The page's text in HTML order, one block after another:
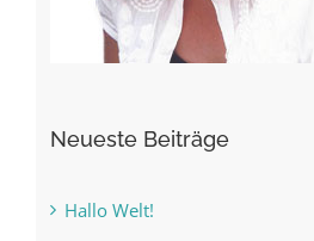
Neueste Beiträge
Hallo Welt!